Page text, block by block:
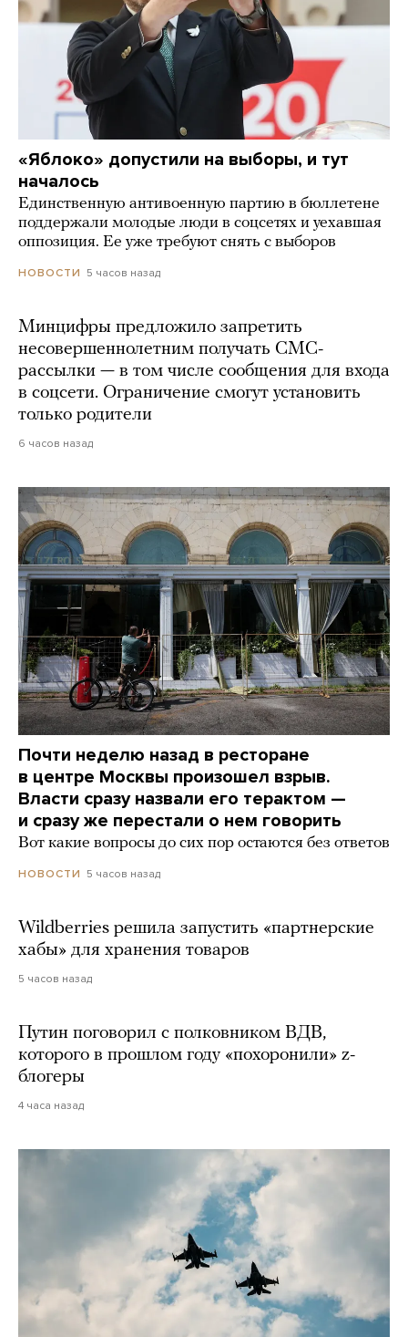
«Яблоко» допустили на выборы, и тут
началось
Единственную антивоенную партию в бюллетене
поддержали молодые люди в соцсетях и уехавшая
оппозиция. Ее уже требуют снять с выборов
НОВОСТИ 5 часов назад
Минцифры предложило запретить
несовершеннолетним получать СМС-
рассылки — в том числе сообщения для входа
в соцсети. Ограничение смогут установить
только родители
6 часов назад
Почти неделю назад в ресторане
в центре Москвы произошел взрыв.
Власти сразу назвали его терактом —
и сразу же перестали о нем говорить
Вот какие вопросы до сих пор остаются без ответов
НОВОСТИ 5 часов назад
Wildberries решила запустить «партнерские
хабы» для хранения товаров
5 часов назад
Путин поговорил с полковником ВДВ,
которого в прошлом году «похоронили» z-
блогеры
4 часа назад